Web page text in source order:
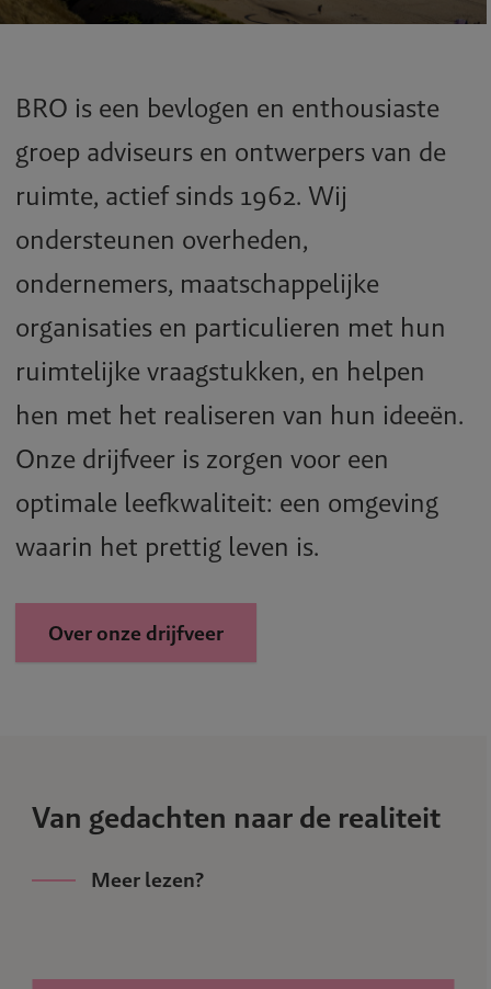
BRO is een bevlogen en enthousiaste
groep adviseurs en ontwerpers van de
ruimte, actief sinds 1962. Wij
ondersteunen overheden,
ondernemers, maatschappelijke
organisaties en particulieren met hun
ruimtelijke vraagstukken, en helpen
hen met het realiseren van hun ideeën.
Onze drijfveer is zorgen voor een
optimale leefkwaliteit: een omgeving
waarin het prettig leven is.
Over onze drijfveer
Van gedachten naar de realiteit
Meer lezen?